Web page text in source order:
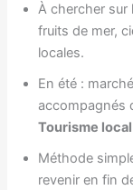
À chercher sur
fruits de mer,
locales.
En été :
accompagnés
Tourisme local
Méthode
revenir en fin